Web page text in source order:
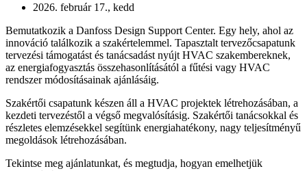
2026. február 17., kedd
Bemutatkozik a Danfoss Design Support Center. Egy hely, ahol az
innováció találkozik a szakértelemmel. Tapasztalt tervezőcsapatunk
tervezési támogatást és tanácsadást nyújt HVAC szakembereknek,
az energiafogyasztás összehasonlításától a fűtési vagy HVAC
rendszer módosításainak ajánlásáig.
Szakértői csapatunk készen áll a HVAC projektek létrehozásában, a
kezdeti tervezéstől a végső megvalósításig. Szakértői tanácsokkal és
részletes elemzésekkel segítünk energiahatékony, nagy teljesítményű
megoldások létrehozásában.
Tekintse meg ajánlatunkat, és megtudja, hogyan emelhetjük